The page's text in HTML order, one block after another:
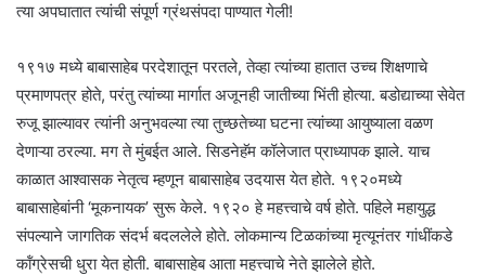
त्या अपघातात त्यांची संपूर्ण ग्रंथसंपदा पाण्यात गेली!
१९१७ मध्ये बाबासाहेब परदेशातून परतले, तेव्हा त्यांच्या हातात उच्च शिक्षणाचे
प्रमाणपत्र होते, परंतु त्यांच्या मार्गात अजूनही जातीच्या भिंती होत्या. बडोद्याच्या सेवेत
रुजू झाल्यावर त्यांनी अनुभवल्या त्या तुच्छतेच्या घटना त्यांच्या आयुष्याला वळण
देणाऱ्या ठरल्या. मग ते मुंबईत आले. सिडनेहॅम कॉलेजात प्राध्यापक झाले. याच
काळात आश्वासक नेतृत्व म्हणून बाबासाहेब उदयास येत होते. १९२०मध्ये
बाबासाहेबांनी ‘मूकनायक’ सुरू केले. १९२० हे महत्त्वाचे वर्ष होते. पहिले महायुद्ध
संपल्याने जागतिक संदर्भ बदललेले होते. लोकमान्य टिळकांच्या मृत्यूनंतर गांधींकडे
कॉंग्रेसची धुरा येत होती. बाबासाहेब आता महत्त्वाचे नेते झालेले होते.